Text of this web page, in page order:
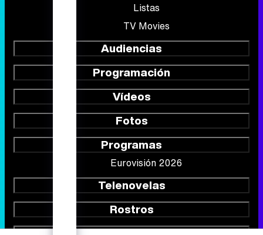
Listas
TV Movies
Audiencias
Programación
Vídeos
Fotos
Programas
Eurovisión 2026
Telenovelas
Rostros